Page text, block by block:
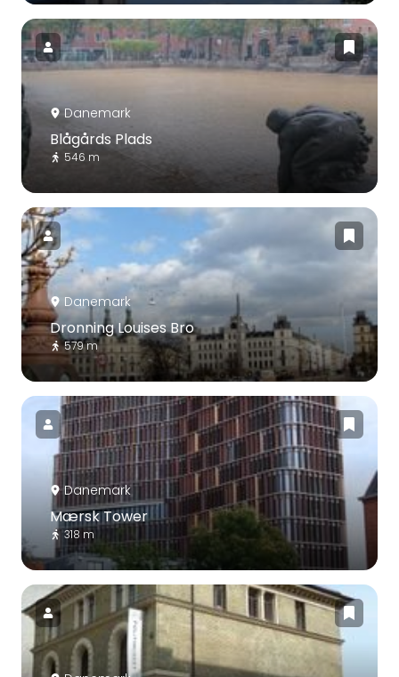
Danemark
Blågårds Plads
546 m
Danemark
Dronning Louises Bro
579 m
Danemark
Mærsk Tower
318 m